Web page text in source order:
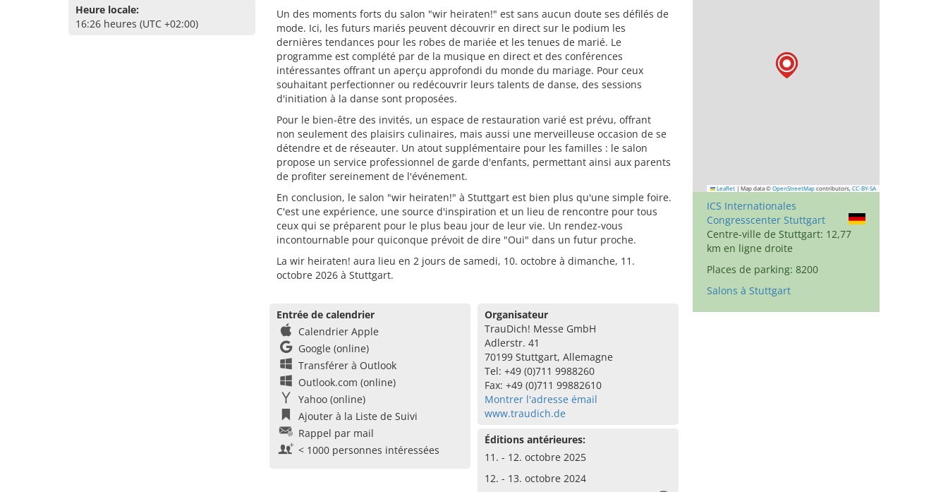
Heure locale:
16:26 heures (UTC +02:00)
Un des moments forts du salon "wir heiraten!" est sans aucun doute ses défilés de
mode. Ici, les futurs mariés peuvent découvrir en direct sur le podium les
dernières tendances pour les robes de mariée et les tenues de marié. Le
programme est complété par de la musique en direct et des conférences
intéressantes offrant un aperçu approfondi du monde du mariage. Pour ceux
souhaitant perfectionner ou redécouvrir leurs talents de danse, des sessions
d'initiation à la danse sont proposées.
Pour le bien-être des invités, un espace de restauration varié est prévu, offrant
non seulement des plaisirs culinaires, mais aussi une merveilleuse occasion de se
détendre et de réseauter. Un atout supplémentaire pour les familles : le salon
propose un service professionnel de garde d'enfants, permettant ainsi aux parents
de profiter sereinement de l'événement.
En conclusion, le salon "wir heiraten!" à Stuttgart est bien plus qu'une simple foire.
C'est une expérience, une source d'inspiration et un lieu de rencontre pour tous
ceux qui se préparent pour le plus beau jour de leur vie. Un rendez-vous
incontournable pour quiconque prévoit de dire "Oui" dans un futur proche.
La wir heiraten! aura lieu en 2 jours de samedi, 10. octobre à dimanche, 11.
octobre 2026 à Stuttgart.
Entrée de calendrier
Calendrier Apple
Google (online)
Transférer à Outlook
Outlook.com (online)
Yahoo (online)
Ajouter à la Liste de Suivi
Rappel par mail
< 1000 personnes intéressées
Organisateur
TrauDich! Messe GmbH
Adlerstr. 41
70199 Stuttgart, Allemagne
Tel: +49 (0)711 9988260
Fax: +49 (0)711 99882610
Montrer l'adresse émail
www.traudich.de
Éditions antérieures:
11. - 12. octobre 2025
12. - 13. octobre 2024
Leaflet | Map data © OpenStreetMap contributors, CC-BY-SA
ICS Internationales
Congresscenter Stuttgart
Centre-ville de Stuttgart: 12,77
km en ligne droite
Places de parking: 8200
Salons à Stuttgart